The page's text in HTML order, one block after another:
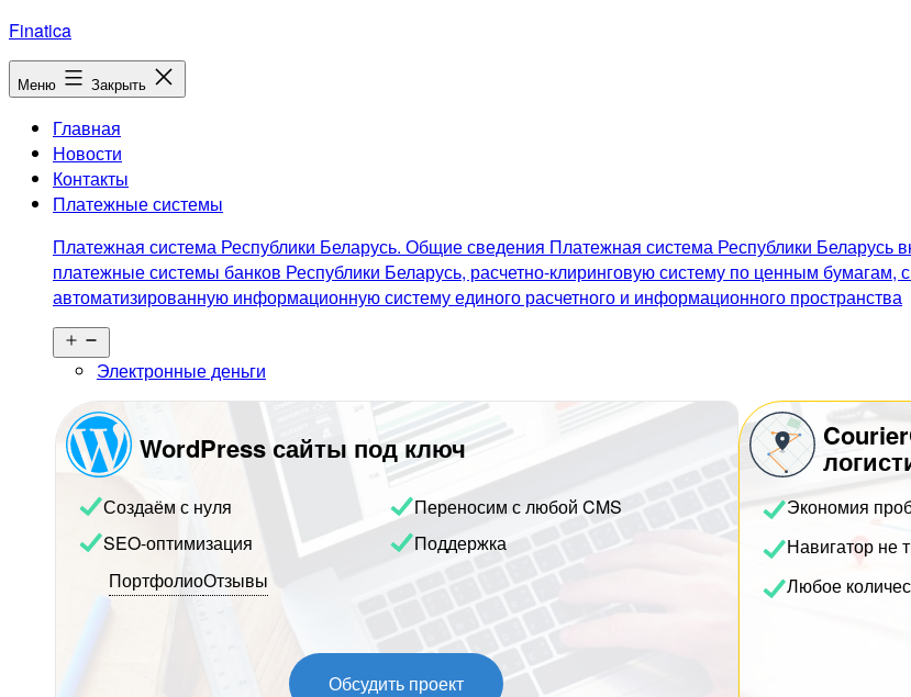
Перейти
к
содержимому
Finatica
Меню Закрыть
Главная
Новости
Контакты
Платежные системы
Платежная система Республики Беларусь. Общие сведения Платежная система Республики Беларусь
платежные системы банков Республики Беларусь, расчетно-клиринговую систему по ценным
автоматизированную информационную систему единого расчетного и информационного пространства
меню
Электронные деньги
WordPress сайты под ключ
Создаём с нуля
Переносим с любой CMS
SEO-оптимизация
Поддержка
ПортфолиоОтзывы
Обсудить проект
Экономия
Навигатор не
Любое